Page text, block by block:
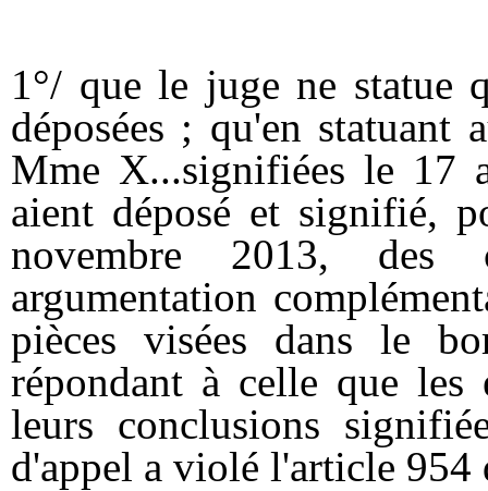
1°/ que le juge ne statue
déposées ; qu'en statuant
Mme X...signifiées le 17
aient déposé et signifié,
novembre 2013, des
argumentation
pièces visées dans le
répondant à celle que les
leurs conclusions
d'appel a violé l'article 954